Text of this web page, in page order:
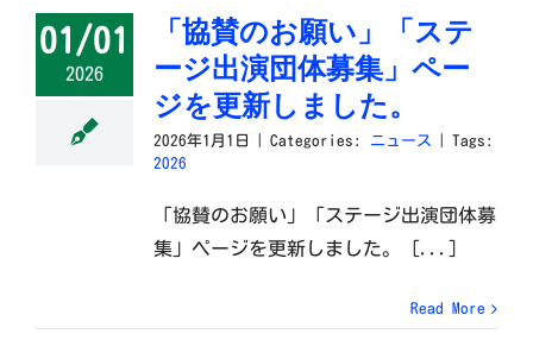
01/01
2026
「協賛のお願い」「ステ
ージ出演団体募集」ペー
ジを更新しました。
2026年1月1日 Categories: ニュース
Tags:
2026
「協賛のお願い」「ステージ出演団体募
集」ページを更新しました。 [...]
Read More